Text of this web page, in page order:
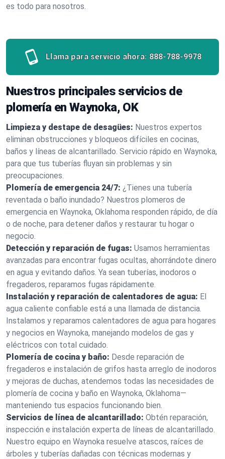
es todo para nosotros.
Llama para servicio ahora: 888-788-9978
Nuestros principales servicios de
plomería en Waynoka, OK
Limpieza y destape de desagües: Nuestros expertos
eliminan obstrucciones y bloqueos difíciles en cocinas,
baños y líneas de alcantarillado. Servicio rápido en Waynoka,
para que tus tuberías fluyan sin problemas y sin
preocupaciones.
Plomería de emergencia 24/7: ¿Tienes una tubería
reventada o baño inundado? Nuestros plomeros de
emergencia en Waynoka, Oklahoma responden rápido, de día
o de noche, para detener daños y restaurar tu hogar o
negocio.
Detección y reparación de fugas: Usamos herramientas
avanzadas para encontrar fugas ocultas, ahorrándote dinero
en agua y evitando daños. Ya sean tuberías, inodoros o
fregaderos, reparamos fugas rápidamente.
Instalación y reparación de calentadores de agua: El
agua caliente confiable está a una llamada de distancia.
Instalamos y reparamos calentadores de agua para hogares
y negocios en Waynoka, manejando modelos de gas y
eléctricos con total cuidado.
Plomería de cocina y baño: Desde reparación de
fregaderos e instalación de grifos hasta arreglo de inodoros
y mejoras de duchas, atendemos todas las necesidades de
plomería de cocina y baño en Waynoka, Oklahoma—
manteniendo tus espacios funcionando bien.
Servicios de línea de alcantarillado: Obtén reparación,
inspección e instalación experta de líneas de alcantarillado.
Nuestro equipo en Waynoka resuelve atascos, raíces de
árboles y tuberías dañadas con técnicas modernas y